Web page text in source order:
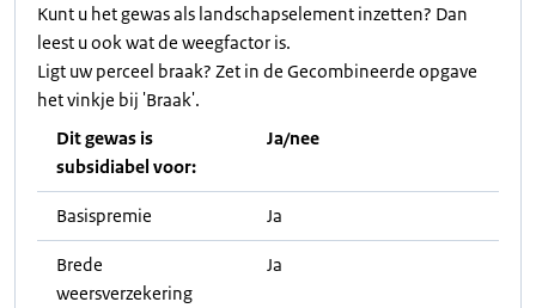
Kunt u het gewas als landschapselement inzetten? Dan
leest u ook wat de weegfactor is.
Ligt uw perceel braak? Zet in de Gecombineerde opgave
het vinkje bij 'Braak'.
Dit gewas is
subsidiabel voor:
Ja/nee
Basispremie Ja
Brede
weersverzekering
Ja